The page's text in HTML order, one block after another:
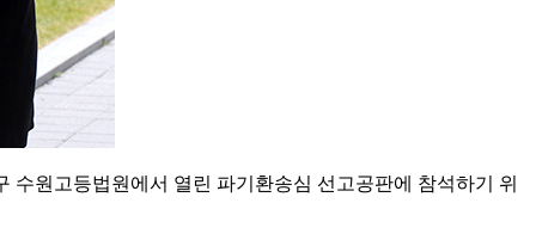
원고등법원에서 열린 파기환송심 선고공판에 참석하기 위